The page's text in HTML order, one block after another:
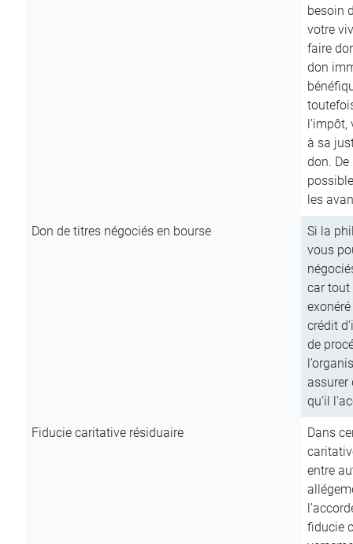
besoin
votre
faire
don
à sa
don.
les
Don de titres négociés en bourse
Si la
vous
car tout
crédit
de
assurer
qu’il
Fiducie caritative résiduaire
Dans
entre
fiducie